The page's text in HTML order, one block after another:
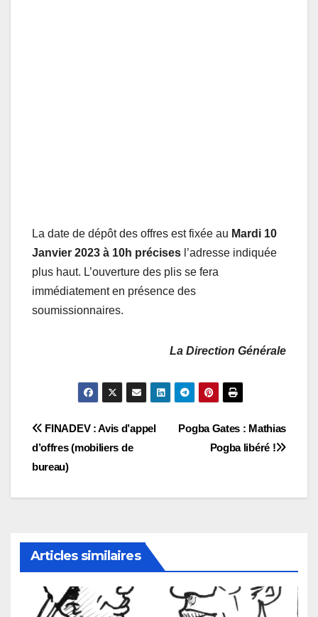
La date de dépôt des offres est fixée au Mardi 10
Janvier 2023 à 10h précises l’adresse indiquée
plus haut. L’ouverture des plis se fera
immédiatement en présence des
soumissionnaires.
La Direction Générale
Navigation
de
l’article
Pogba Gates : Mathias
Pogba libéré !
FINADEV : Avis d’appel
d’offres (mobiliers de
bureau)
Articles similaires